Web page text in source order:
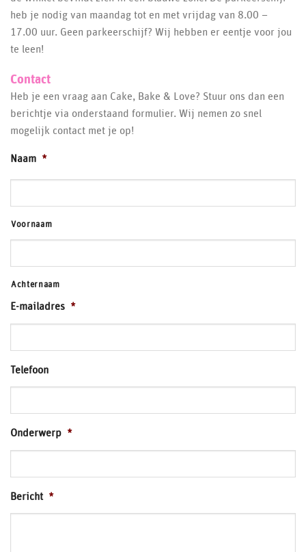
heb je nodig van maandag tot en met vrijdag van 8.00 –
17.00 uur. Geen parkeerschijf? Wij hebben er eentje voor jou
te leen!
Contact
Heb je een vraag aan Cake, Bake & Love? Stuur ons dan een
berichtje via onderstaand formulier. Wij nemen zo snel
mogelijk contact met je op!
Naam *
Voornaam
Achternaam
E-mailadres *
Telefoon
Onderwerp *
Bericht *